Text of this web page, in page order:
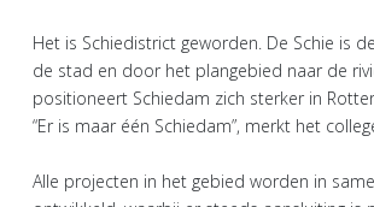
Het is Schiedistrict geworden. De Schie is
de stad en door het plangebied naar de
positioneert Schiedam zich sterker in
“Er is maar één Schiedam”, merkt het
Alle projecten in het gebied worden in